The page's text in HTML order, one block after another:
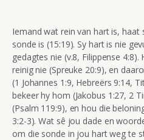
Iemand wat rein van hart is,
sonde is (15:19). Sy hart is nie
gedagtes nie (v.8, Filippense
reinig nie (Spreuke 20:9), en
(1 Johannes 1:9, Hebreërs 9:14,
bekeer hy hom (Jakobus 1:27, 2
(Psalm 119:9), en hou die
3:2-3). Wat sê jou dade en
om die sonde in jou hart weg te